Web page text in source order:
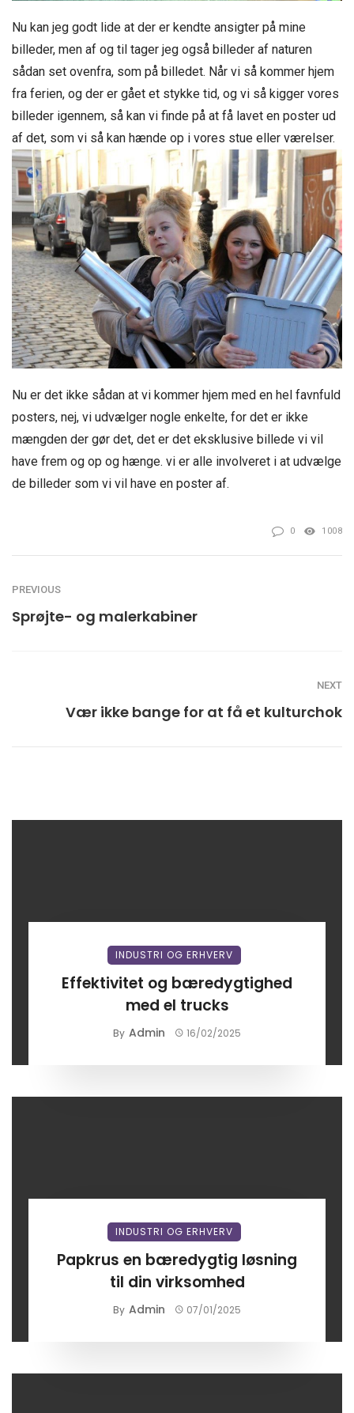
Nu kan jeg godt lide at der er kendte ansigter på mine
billeder, men af og til tager jeg også billeder af naturen
sådan set ovenfra, som på billedet. Når vi så kommer hjem
fra ferien, og der er gået et stykke tid, og vi så kigger vores
billeder igennem, så kan vi finde på at få lavet en poster ud
af det, som vi så kan hænde op i vores stue eller værelser.
Nu er det ikke sådan at vi kommer hjem med en hel favnfuld
posters, nej, vi udvælger nogle enkelte, for det er ikke
mængden der gør det, det er det eksklusive billede vi vil
have frem og op og hænge. vi er alle involveret i at udvælge
de billeder som vi vil have en poster af.
0 1008
PREVIOUS
Sprøjte- og malerkabiner
NEXT
Vær ikke bange for at få et kulturchok
INDUSTRI OG ERHVERV
Effektivitet og bæredygtighed
med el trucks
By Admin 16/02/2025
INDUSTRI OG ERHVERV
Papkrus en bæredygtig løsning
til din virksomhed
By Admin 07/01/2025